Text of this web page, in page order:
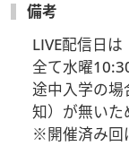
【事前にお届けする
・オリジナルキッ
トなど）、テキス
ZoomURLやID・
※お支払完了後、
1週間～10日お時
備考
LIVE配信日
全て水曜
途中入学の場
知）が無いた
※開催済み回